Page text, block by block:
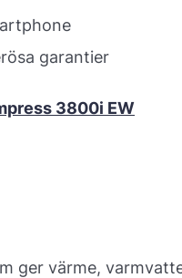
garantier
3800i EW
ger värme,